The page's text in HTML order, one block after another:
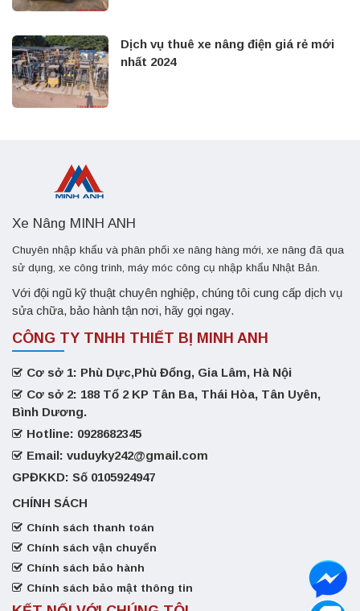
Dịch vụ thuê xe nâng điện giá rẻ mới
nhất 2024
Xe Nâng MINH ANH
Chuyên nhập khẩu và phân phối xe nâng hàng mới, xe nâng đã qua
sử dụng, xe công trình, máy móc công cụ nhập khẩu Nhật Bản.
Với đội ngũ kỹ thuật chuyên nghiệp, chúng tôi cung cấp dịch vụ
sửa chữa, bảo hành tận nơi, hãy gọi ngay.
CÔNG TY TNHH THIẾT BỊ MINH ANH
Cơ sở 1: Phù Dực,Phù Đổng, Gia Lâm, Hà Nội
Cơ sở 2: 188 Tổ 2 KP Tân Ba, Thái Hòa, Tân Uyên,
Bình Dương.
Hotline: 0928682345
Email: vuduyky242@gmail.com
GPĐKKD: Số 0105924947
CHÍNH SÁCH
Chính sách thanh toán
Chính sách vận chuyển
Chính sách bảo hành
Chính sách bảo mật thông tin